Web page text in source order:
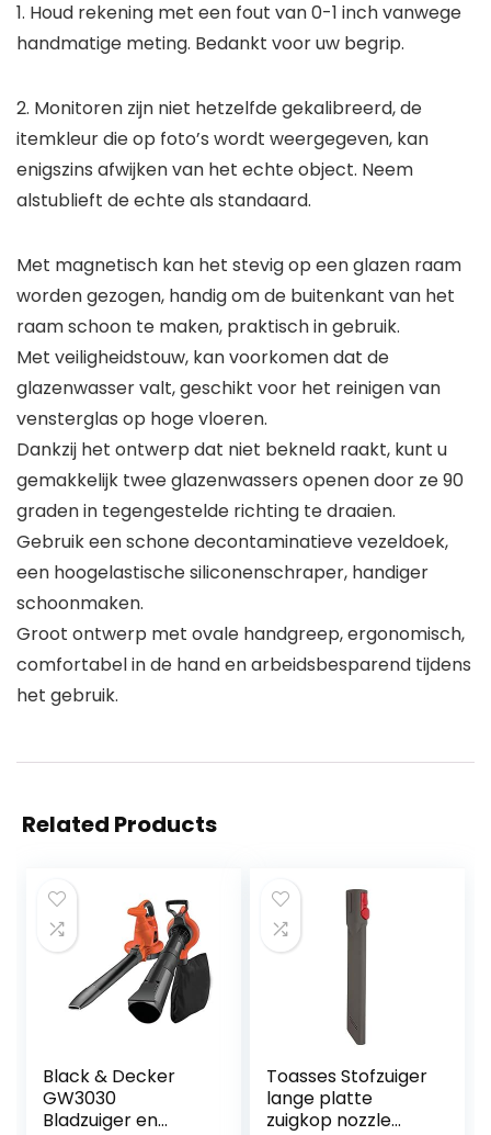
1. Houd rekening met een fout van 0-1 inch vanwege
handmatige meting. Bedankt voor uw begrip.
2. Monitoren zijn niet hetzelfde gekalibreerd, de
itemkleur die op foto’s wordt weergegeven, kan
enigszins afwijken van het echte object. Neem
alstublieft de echte als standaard.
Met magnetisch kan het stevig op een glazen raam
worden gezogen, handig om de buitenkant van het
raam schoon te maken, praktisch in gebruik.
Met veiligheidstouw, kan voorkomen dat de
glazenwasser valt, geschikt voor het reinigen van
vensterglas op hoge vloeren.
Dankzij het ontwerp dat niet bekneld raakt, kunt u
gemakkelijk twee glazenwassers openen door ze 90
graden in tegengestelde richting te draaien.
Gebruik een schone decontaminatieve vezeldoek,
een hoogelastische siliconenschraper, handiger
schoonmaken.
Groot ontwerp met ovale handgreep, ergonomisch,
comfortabel in de hand en arbeidsbesparend tijdens
het gebruik.
Related Products
Black & Decker
GW3030
Bladzuiger en
Toasses Stofzuiger
lange platte
zuigkop nozzle